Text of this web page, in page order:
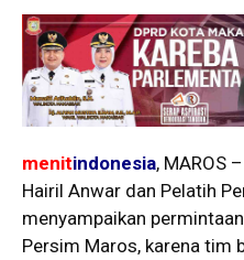
menitindonesia, MAROS
Hairil Anwar dan Pelatih
menyampaikan
Persim Maros, karena tim